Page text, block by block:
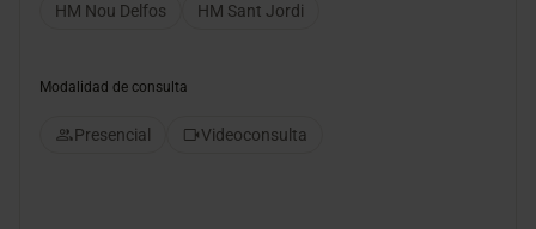
HM Nou Delfos HM Sant Jordi
Modalidad de consulta
Presencial Videoconsulta